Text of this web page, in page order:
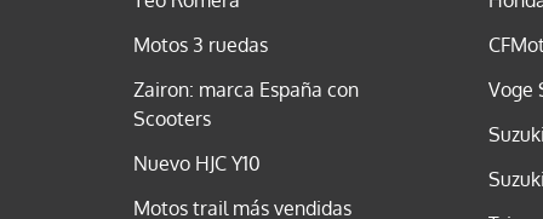
Motos 3 ruedas
Zairon: marca España con
Scooters
Nuevo HJC Y10
Motos trail más vendidas
Voge